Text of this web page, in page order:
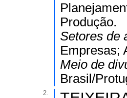
Produção.
Setores de
Empresas;
Meio de
Brasil/
2.